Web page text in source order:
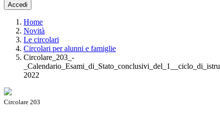
Accedi
Home
Novità
Le circolari
Circolari per alunni e famiglie
Circolare_203_-
2022
Circolare 203